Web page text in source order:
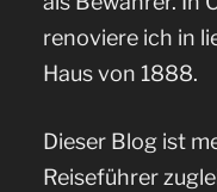
renoviere ich in
Haus von 1888.
Dieser Blog ist
Reiseführer